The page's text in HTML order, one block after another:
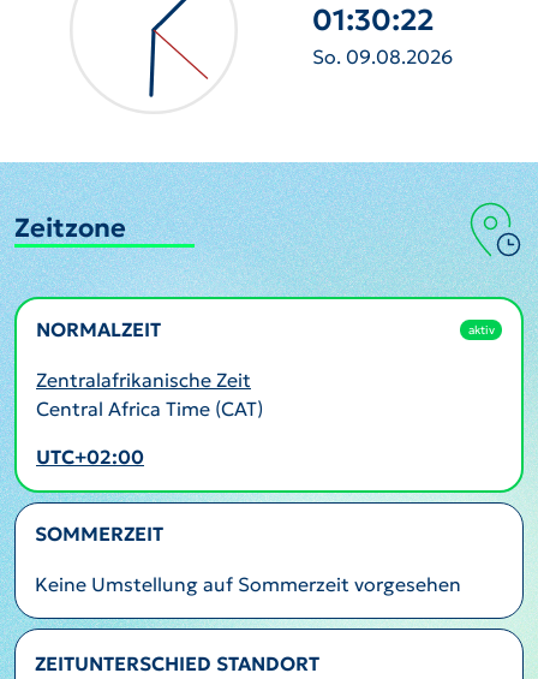
01:30:23
So. 09.08.2026
Zeitzone
NORMALZEIT aktiv
Zentralafrikanische Zeit
Central Africa Time (CAT)
UTC+02:00
SOMMERZEIT
Keine Umstellung auf Sommerzeit vorgesehen
ZEITUNTERSCHIED STANDORT